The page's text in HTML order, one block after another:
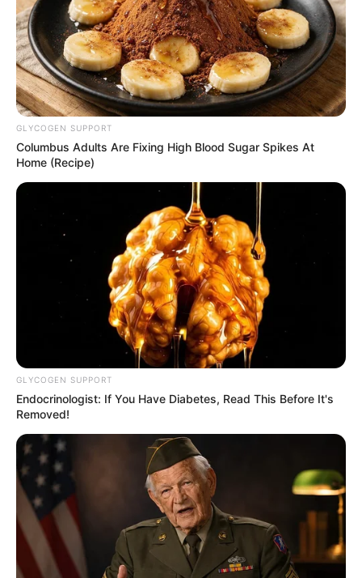
คนเกิดวันศุกร์
การงาน: ที่ผ่านมากังวลเรื่องเอกสารสัญญาต่างๆ
การงานมีคนคอยช่วยเหลือ Support เป็นอย่างดี
การงานเป็นไปในทิศทางที่ดีขึ้นกว่าเดิม เดือนนี้งาน
เยอะ งานมาก รับมือให้ดี
การเงิน: ขยับขยายดีขึ้น มีเกณฑ์มีโชคลาภจากคนรัก
เลขที่บ้าน เลขรถ หรือได้เงินจากการขายรถ ขายบ้าน
หรือมีคนนำเงินมาให้
ความรัก
GLYCOGEN SUPPORT
Columbus Adults Are Fixing High Blood Sugar Spikes At
Home (Recipe)
GLYCOGEN SUPPORT
Endocrinologist: If You Have Diabetes, Read This Before It's
Removed!